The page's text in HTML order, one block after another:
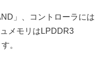
」、コントローラには
メモリはLPDDR3
。